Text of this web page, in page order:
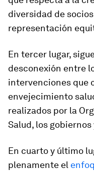
diversidad de
representación
En tercer lugar,
desconexión entre
intervenciones que
envejecimiento
realizados por la
Salud, los
En cuarto y último
plenamente el